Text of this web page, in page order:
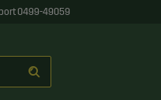
0499-49059